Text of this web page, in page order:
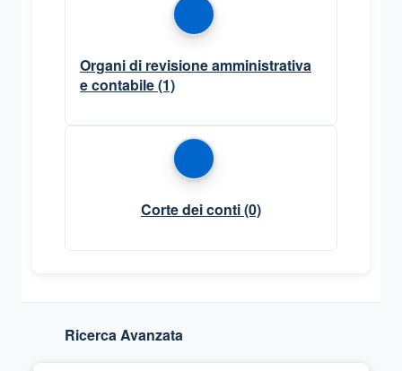
Organi di revisione amministrativa
e contabile(1)
Corte dei conti(0)
Ricerca Avanzata